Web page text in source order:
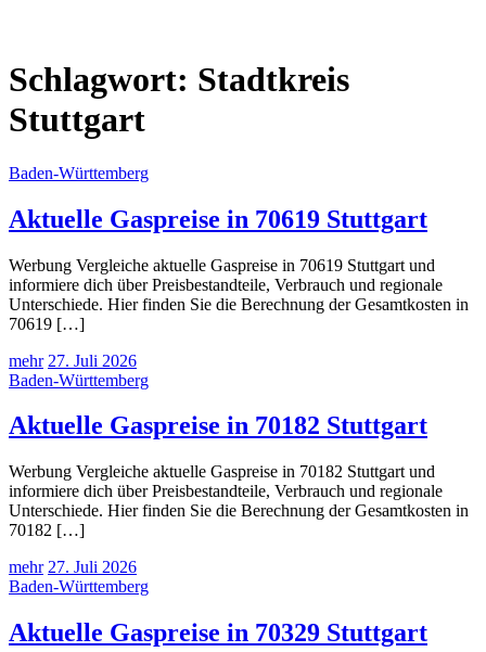
Schlagwort: Stadtkreis
Stuttgart
Baden-Württemberg
Aktuelle Gaspreise in 70619 Stuttgart
Werbung Vergleiche aktuelle Gaspreise in 70619 Stuttgart und
informiere dich über Preisbestandteile, Verbrauch und regionale
Unterschiede. Hier finden Sie die Berechnung der Gesamtkosten in
70619 […]
mehr 27. Juli 2026
Baden-Württemberg
Aktuelle Gaspreise in 70182 Stuttgart
Werbung Vergleiche aktuelle Gaspreise in 70182 Stuttgart und
informiere dich über Preisbestandteile, Verbrauch und regionale
Unterschiede. Hier finden Sie die Berechnung der Gesamtkosten in
70182 […]
mehr 27. Juli 2026
Baden-Württemberg
Aktuelle Gaspreise in 70329 Stuttgart